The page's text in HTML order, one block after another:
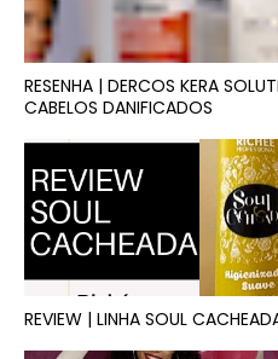
RESENHA | DERCOS KERA
CABELOS DANIFICADOS
REVIEW | LINHA SOUL